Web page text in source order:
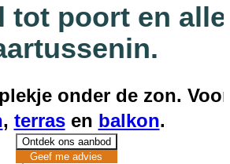
NL
tot poort en
onder de zon. Voor
, terrasen balkon.
Ontdek ons aanbod
Geef me advies
Geef me advies